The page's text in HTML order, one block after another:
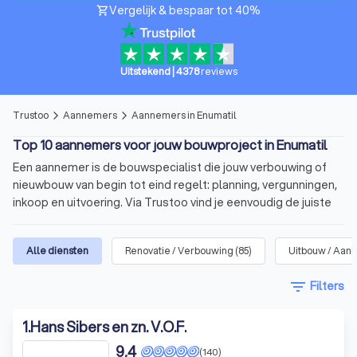
shopping_cartVergelijk & bespaar tot 40%
Uitstekend| 4378 reviews
Trustoo arrow_forward_ios Aannemers arrow_forward_ios Aannemers in Enumatil
Top 10 aannemers voor jouw bouwproject in Enumatil
Een aannemer is de bouwspecialist die jouw verbouwing of
nieuwbouw van begin tot eind regelt: planning, vergunningen,
inkoop en uitvoering. Via Trustoo vind je eenvoudig de juiste
Enumatil, lees 1000+ recensies en vraag met één klik
meerdere offertes aan.
Voor allerlei soortenbouwprojecten
uitbreiding of nieuwbouw.
Alle diensten Renovatie / Verbouwing (85) Uitbouw /
filter_list Filters
1.Hans Sibers en zn. V.O.F.
(140)
9,4